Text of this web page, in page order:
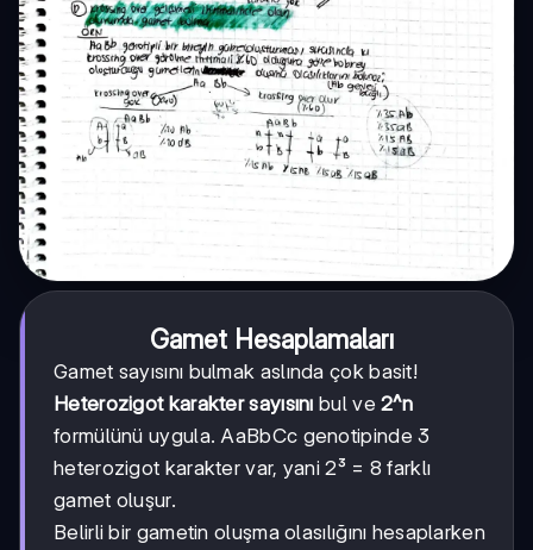
Gamet Hesaplamaları
Gamet sayısını bulmak aslında çok basit!
Heterozigot karakter sayısını bul ve2^n
formülünü uygula. AaBbCc genotipinde 3
heterozigot karakter var, yani 2³ = 8 farklı
gamet oluşur.
Belirli bir gametin oluşma olasılığını hesaplarken